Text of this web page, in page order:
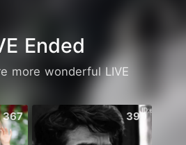
Ended
more wonderful LIVE
367 399